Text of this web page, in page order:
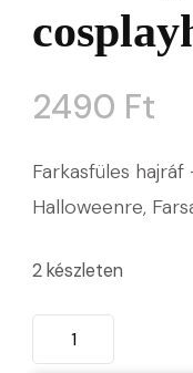
2490 Ft
Farkasfüles
Halloweenre,
2 készleten
Szürke
farkas